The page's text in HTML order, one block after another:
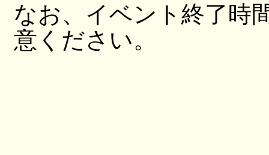
なお、イベント終了時
意ください。